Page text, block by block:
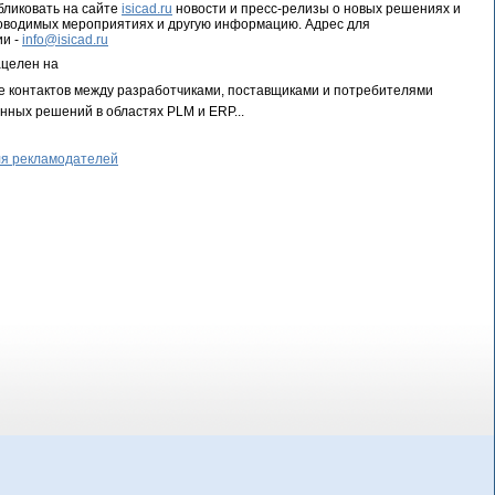
на сайте isicad.ru новости и пресс-релизы о новых решениях и
мероприятиях и другую информацию. Адрес для
- info@isicad.ru
на
контактов между разработчиками, поставщиками и потребителями
решений в областях PLM и ERP...
рекламодателей